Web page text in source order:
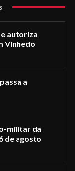
autoriza
Vinhedo
a
militar da
de agosto